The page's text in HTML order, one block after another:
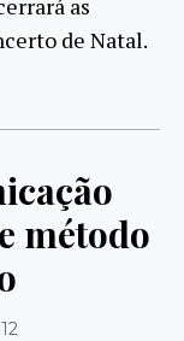
as
de Natal.
método